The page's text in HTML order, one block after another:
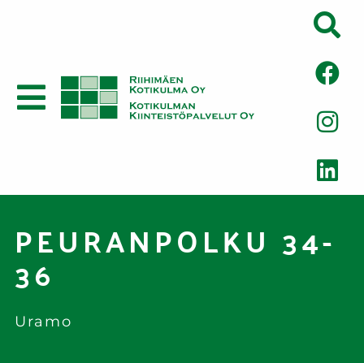
PEURANPOLKU 34-
36
Uramo